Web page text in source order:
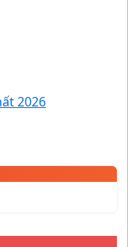
2026